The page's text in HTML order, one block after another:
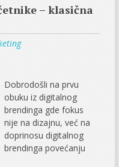
– klasična
Dobrodošli na prvu
obuku iz digitalnog
brendinga gde fokus
nije na dizajnu, već na
doprinosu digitalnog
brendinga povećanju